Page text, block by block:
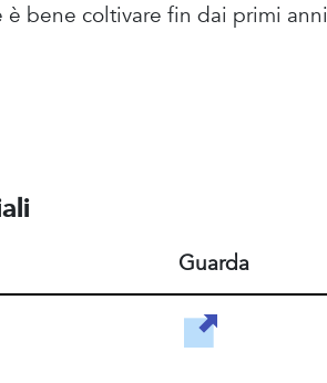
è bene coltivare fin dai primi anni
Guarda